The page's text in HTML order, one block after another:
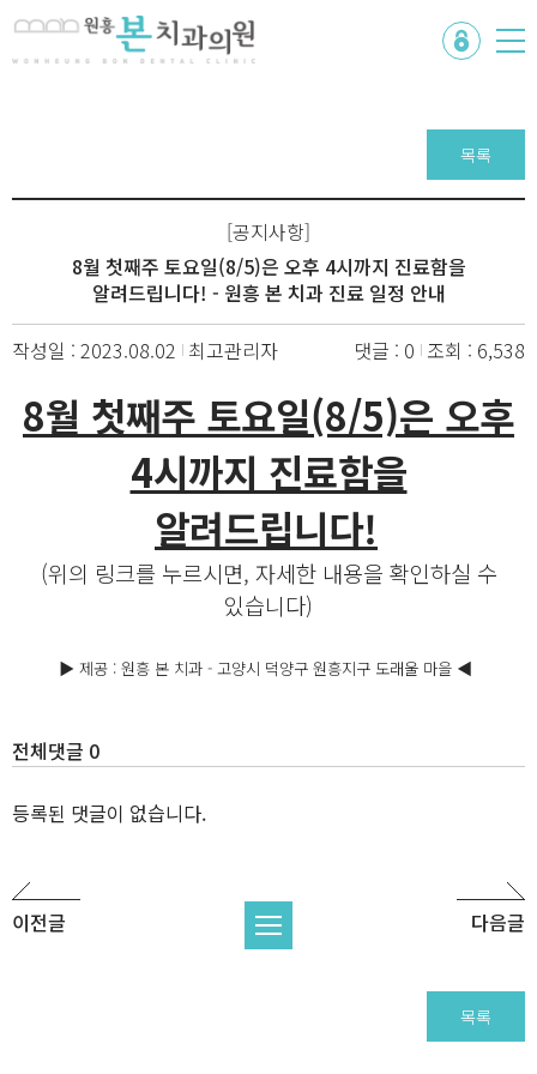
목록
[공지사항]
8월 첫째주 토요일(8/5)은 오후 4시까지 진료함을
알려드립니다! - 원흥 본 치과 진료 일정 안내
작성일 : 2023.08.02 최고관리자 댓글 : 0 조회 : 6,538
8월 첫째주 토요일(8/5)은 오후
4시까지 진료함을
알려드립니다!
(위의 링크를 누르시면, 자세한 내용을 확인하실 수
있습니다)
▶ 제공 : 원흥 본 치과 - 고양시 덕양구 원흥지구 도래울 마을 ◀
전체댓글 0
등록된 댓글이 없습니다.
이전글 다음글
목록